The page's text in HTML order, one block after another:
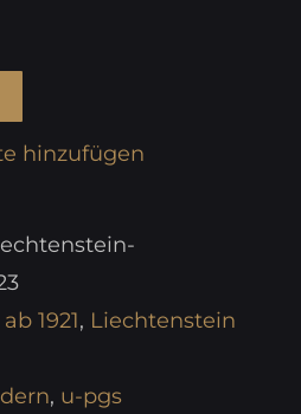
hinzufügen
1921, Liechtenstein
, u-pgs